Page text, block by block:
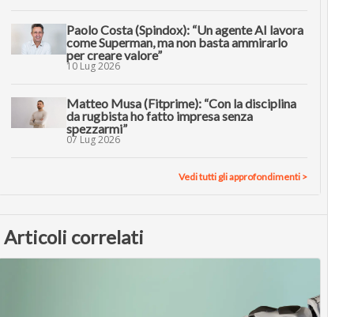
Paolo Costa (Spindox): “Un agente AI lavora
come Superman, ma non basta ammirarlo
per creare valore”
10 Lug 2026
Matteo Musa (Fitprime): “Con la disciplina
da rugbista ho fatto impresa senza
spezzarmi”
07 Lug 2026
Vedi tutti gli approfondimenti >
Articoli correlati